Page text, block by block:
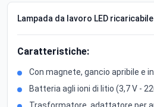
Lampada da lavoro LED
Caratteristiche:
Con magnete, gancio apribile e
Batteria agli ioni di litio (3,7 V -